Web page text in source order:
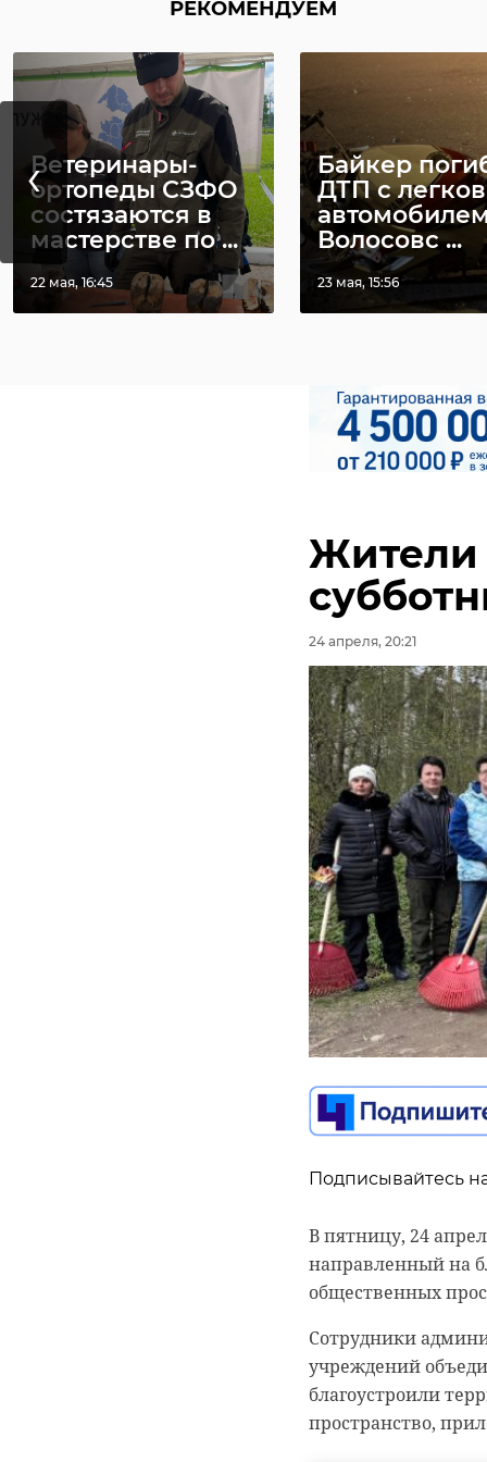
РЕКОМЕНДУЕМ
Ветеринары-
ортопеды СЗФО
состязаются в
мастерстве по ...
22 мая, 16:45
Байкер
ДТП с
Волосовс ...
23 мая, 15:56
‹
Жители
24 апреля, 20:21
Подписывайтесь
В пятницу, 24
направленный на
общественных
Сотрудники
учреждений
благоустроили
пространство,
спортсменов
Фото: https://
спорт
РЕКОМЕНДУЕМ
В Выборге
прошел
чемпионат
Ленобласти
03 февраля, 14:39
николай циганов
ленинградская